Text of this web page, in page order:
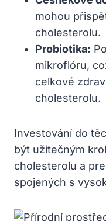
mohou
cholesterolu.
Probiotika:
mikroflóru,
celkové
cholesterolu.
Investování do
být užitečným
cholesterolu a
spojených s